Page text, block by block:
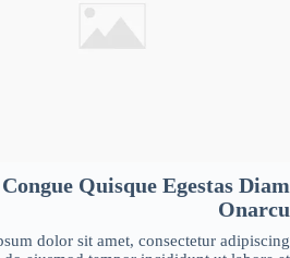
Congue Quisque Egestas Diam
Onarcu
dolor sit amet, consectetur adipiscing